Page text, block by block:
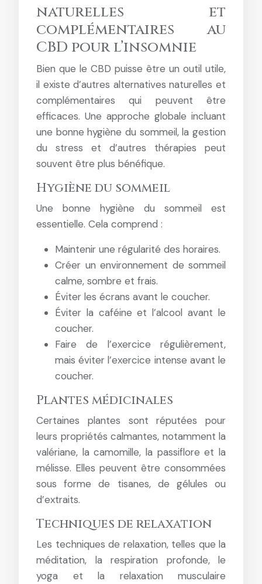
naturelles et
complémentaires au
CBD pour l’insomnie
Bien que le CBD puisse être un outil utile,
il existe d’autres alternatives naturelles et
complémentaires qui peuvent être
efficaces. Une approche globale incluant
une bonne hygiène du sommeil, la gestion
du stress et d’autres thérapies peut
souvent être plus bénéfique.
Hygiène du sommeil
Une bonne hygiène du sommeil est
essentielle. Cela comprend :
Maintenir une régularité des horaires.
Créer un environnement de sommeil
calme, sombre et frais.
Éviter les écrans avant le coucher.
Éviter la caféine et l’alcool avant le
coucher.
Faire de l’exercice régulièrement,
mais éviter l’exercice intense avant le
coucher.
Plantes médicinales
Certaines plantes sont réputées pour
leurs propriétés calmantes, notamment la
valériane, la camomille, la passiflore et la
mélisse. Elles peuvent être consommées
sous forme de tisanes, de gélules ou
d’extraits.
Techniques de relaxation
Les techniques de relaxation, telles que la
méditation, la respiration profonde, le
yoga et la relaxation musculaire